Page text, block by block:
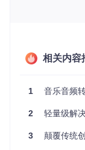
径，特别适合非
效果和交互体验
备，实现了"随
技术解析：
文本乐谱转换技
作，每个模块
相关内容
1 音乐音频转乐谱
2 轻量级解决
3 颠覆传统